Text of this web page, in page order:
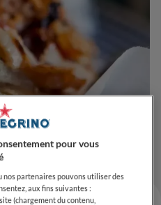
pour vous
nos partenaires pouvons utiliser des
aux fins suivantes :
(chargement du contenu,